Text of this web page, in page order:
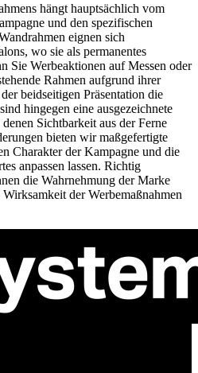
hängt hauptsächlich vom
und den spezifischen
eignen sich
wo sie als permanentes
Sie Werbeaktionen auf Messen oder
Rahmen aufgrund ihrer
beidseitigen Präsentation die
hingegen eine ausgezeichnete
Sichtbarkeit aus der Ferne
bieten wir maßgefertigte
Charakter der Kampagne und die
anpassen lassen. Richtig
die Wahrnehmung der Marke
der Werbemaßnahmen